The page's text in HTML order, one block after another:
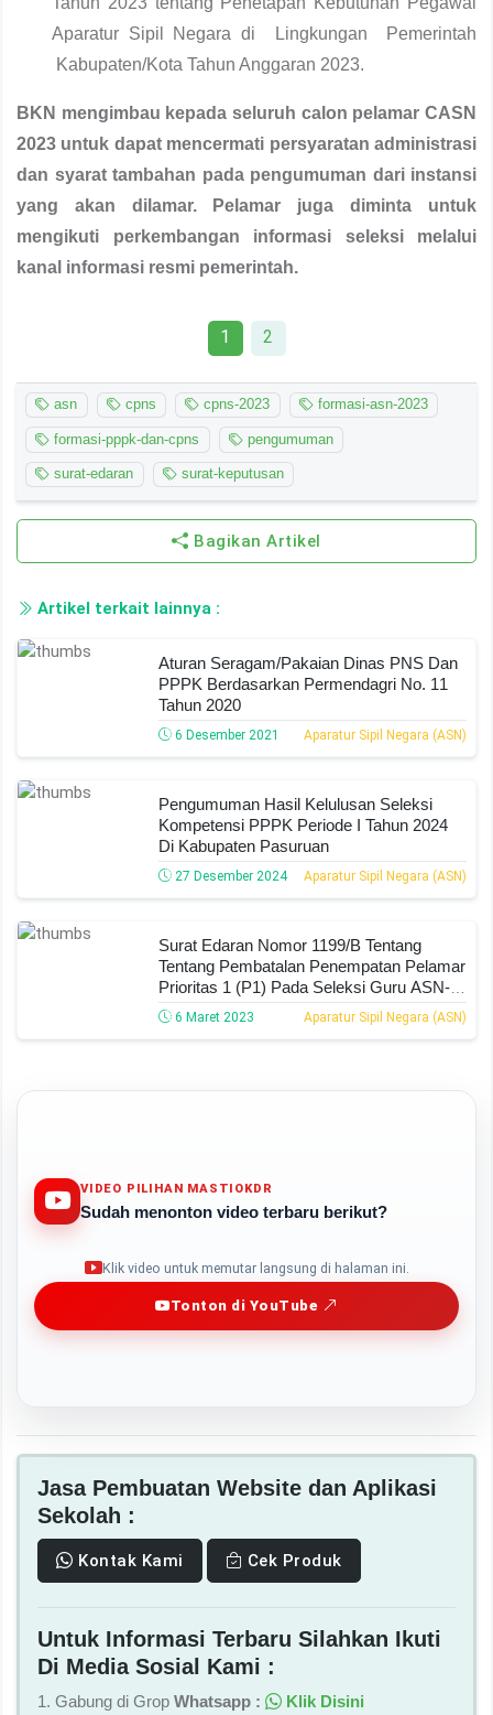
Aparatur Sipil Negara di Lingkungan Pemerintah
Kabupaten/Kota Tahun Anggaran 2023.
BKN mengimbau kepada seluruh calon pelamar CASN
2023 untuk dapat mencermati persyaratan administrasi
dan syarat tambahan pada pengumuman dari instansi
yang akan dilamar. Pelamar juga diminta untuk
mengikuti perkembangan informasi seleksi melalui
kanal informasi resmi pemerintah.
1 2
asn cpns cpns-2023 formasi-asn-2023
formasi-pppk-dan-cpns pengumuman
surat-edaran surat-keputusan
Bagikan Artikel
Artikel terkait lainnya :
Aturan Seragam/Pakaian Dinas PNS Dan
PPPK Berdasarkan Permendagri No. 11
Tahun 2020
6 Desember 2021 Aparatur Sipil Negara (ASN)
Pengumuman Hasil Kelulusan Seleksi
Kompetensi PPPK Periode I Tahun 2024
Di Kabupaten Pasuruan
27 Desember 2024 Aparatur Sipil Negara (ASN)
Surat Edaran Nomor 1199/B Tentang
Tentang Pembatalan Penempatan Pelamar
Prioritas 1 (P1) Pada Seleksi Guru ASN-
PPPK Tahun 2022
6 Maret 2023 Aparatur Sipil Negara (ASN)
VIDEO PILIHAN MASTIOKDR
Sudah menonton video terbaru berikut?
Klik video untuk memutar langsung di halaman ini.
Tonton di YouTube
Jasa Pembuatan Website dan Aplikasi
Sekolah :
Kontak Kami Cek Produk
Untuk Informasi Terbaru Silahkan Ikuti
Di Media Sosial Kami :
1. Gabung di Grop Whatsapp :
Klik Disini